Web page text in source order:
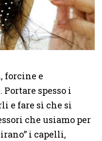
forcine e
spesso i
e fare sì che si
che usiamo per
i capelli,